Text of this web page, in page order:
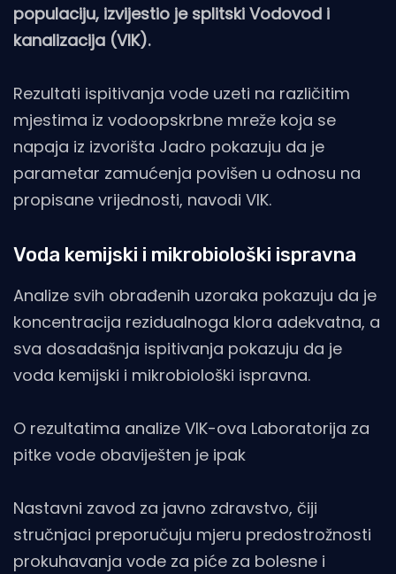
populaciju, izvijestio je splitski Vodovod i
kanalizacija (VIK).
Rezultati ispitivanja vode uzeti na različitim
mjestima iz vodoopskrbne mreže koja se
napaja iz izvorišta Jadro pokazuju da je
parametar zamućenja povišen u odnosu na
propisane vrijednosti, navodi VIK.
Voda kemijski i mikrobiološki ispravna
Analize svih obrađenih uzoraka pokazuju da je
koncentracija rezidualnoga klora adekvatna, a
sva dosadašnja ispitivanja pokazuju da je
voda kemijski i mikrobiološki ispravna.
O rezultatima analize VIK-ova Laboratorija za
pitke vode obaviješten je ipak
Nastavni zavod za javno zdravstvo, čiji
stručnjaci preporučuju mjeru predostrožnosti
prokuhavanja vode za piće za bolesne i